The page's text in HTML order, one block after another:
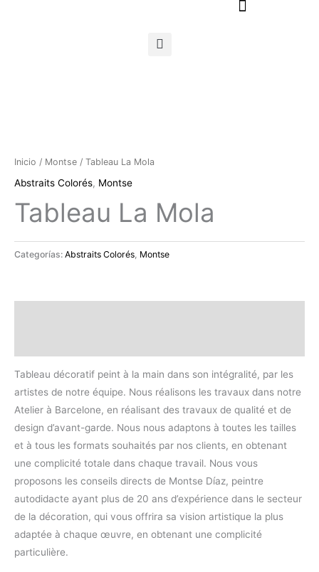
Inicio / Montse / Tableau La Mola
Abstraits Colorés, Montse
Tableau La Mola
Categorías: Abstraits Colorés Montse
Tableau décoratif peint à la main dans son intégralité, par les
artistes de notre équipe. Nous réalisons les travaux dans notre
Atelier à Barcelone, en réalisant des travaux de qualité et de
design d’avant-garde. Nous nous adaptons à toutes les tailles
et à tous les formats souhaités par nos clients, en obtenant
une complicité totale dans chaque travail. Nous vous
proposons les conseils directs de Montse Díaz, peintre
autodidacte ayant plus de 20 ans d’expérience dans le secteur
de la décoration, qui vous offrira sa vision artistique la plus
adaptée à chaque œuvre, en obtenant une complicité
particulière.